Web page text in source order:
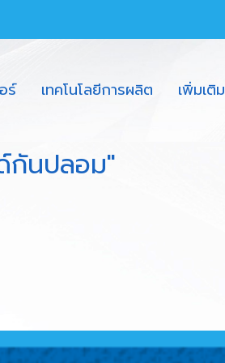
ร์ เทคโนโลยีการผลิต เพิ่มเติม
กันปลอม"